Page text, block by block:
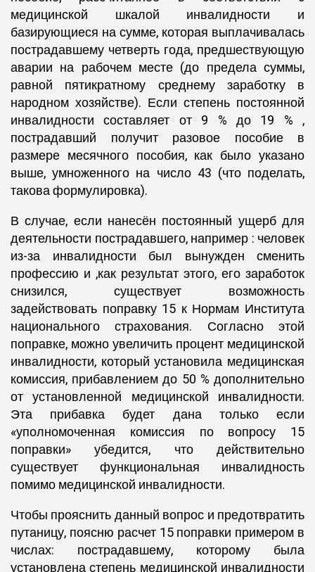
медицинской шкалой инвалидности и
базирующиеся на сумме, которая выплачивалась
пострадавшему четверть года, предшествующую
аварии на рабочем месте (до предела суммы,
равной пятикратному среднему заработку в
народном хозяйстве). Если степень постоянной
инвалидности составляет от 9 % до 19 % ,
пострадавший получит разовое пособие в
размере месячного пособия, как было указано
выше, умноженного на число 43 (что поделать,
такова формулировка).
В случае, если нанесён постоянный ущерб для
деятельности пострадавшего, например : человек
из-за инвалидности был вынужден сменить
профессию и ,как результат этого, его заработок
снизился, существует возможность
задействовать поправку 15 к Нормам Института
национального страхования. Согласно этой
поправке, можно увеличить процент медицинской
инвалидности, который установила медицинская
комиссия, прибавлением до 50 % дополнительно
от установленной медицинской инвалидности.
Эта прибавка будет дана только если
«уполномоченная комиссия по вопросу 15
поправки» убедится, что действительно
существует функциональная инвалидность
помимо медицинской инвалидности.
Чтобы прояснить данный вопрос и предотвратить
путаницу, поясню расчет 15 поправки примером в
числах: пострадавшему, которому была